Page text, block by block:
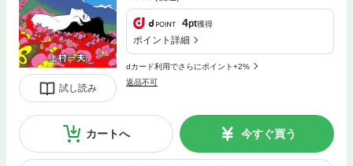
試し読み
4pt獲得
ポイント詳細
dカード利用でさらにポイント+2%
返品不可
カートへ 今すぐ買う